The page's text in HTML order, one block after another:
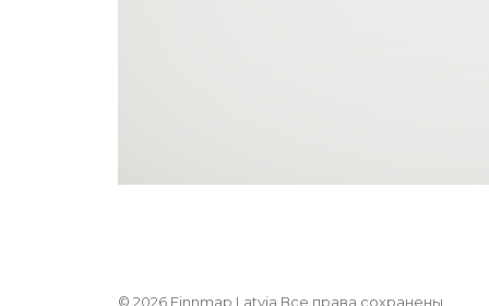
© 2026 Finnmap Latvia Все права сохранены